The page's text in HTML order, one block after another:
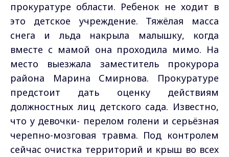
прокуратуре области. Ребенок не ходит в
это детское учреждение. Тяжёлая масса
снега и льда накрыла малышку, когда
вместе с мамой она проходила мимо. На
место выезжала заместитель прокурора
района Марина Смирнова. Прокуратуре
предстоит дать оценку действиям
должностных лиц детского сада. Известно,
что у девочки- перелом голени и серьёзная
черепно-мозговая травма. Под контролем
сейчас очистка территорий и крыш во всех